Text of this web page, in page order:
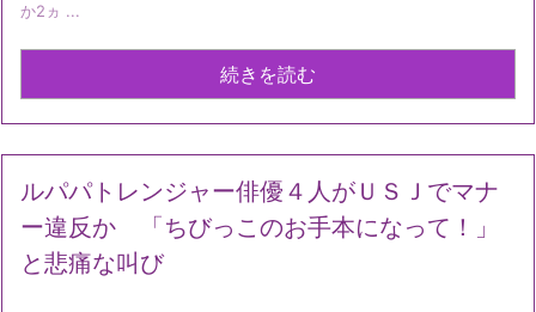
か2ヵ ...
続きを読む
ルパパトレンジャー俳優４人がＵＳＪでマナ
ー違反か 「ちびっこのお手本になって！」
と悲痛な叫び